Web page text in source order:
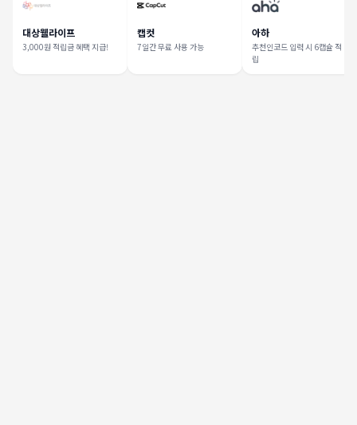
대상웰라이프
3,000원 적립금 혜택 지급!
캡컷
7일간 무료 사용 가능
아하
추천인코드 입력 시 6캡슐 적
립